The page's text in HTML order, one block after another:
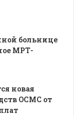
больнице
МРТ-
новая
ОСМС от